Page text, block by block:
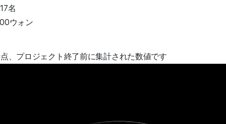
名
ウォン
、プロジェクト終了前に集計された数値です